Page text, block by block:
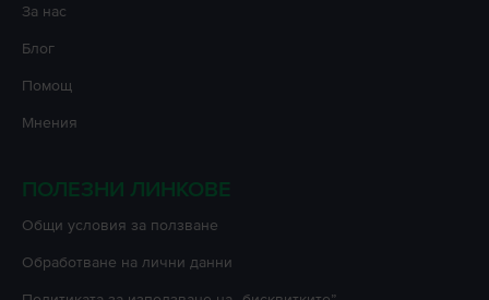
За нас
Блог
Помощ
Мнения
ПОЛЕЗНИ ЛИНКОВЕ
Oбщи условия за ползване
Oбработване на лични данни